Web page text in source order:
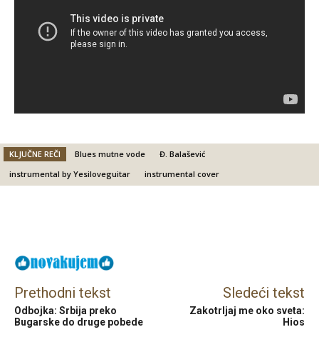
KLJUČNE REČI Blues mutne vode
Đ. Balašević
instrumental by Yesiloveguitar
instrumental cover
Prethodni tekst
Odbojka: Srbija preko
Bugarske do druge pobede
Sledeći tekst
Zakotrljaj me oko sveta:
Hios